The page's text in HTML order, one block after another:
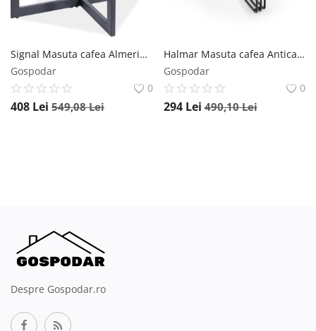
Signal Masuta cafea Almeria A Black – H42
Gospodar
0
408 Lei 549,08Lei
Halmar Masuta cafea Antica M marble alba – H41 cm
Gospodar
0
294 Lei 490,10Lei
Despre Gospodar.ro